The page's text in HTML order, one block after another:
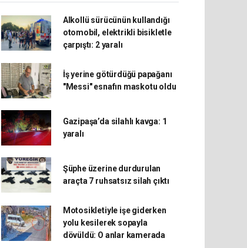
Alkollü sürücünün kullandığı
otomobil, elektrikli bisikletle
çarpıştı: 2 yaralı
İş yerine götürdüğü papağanı
"Messi" esnafın maskotu oldu
Gazipaşa’da silahlı kavga: 1
yaralı
Şüphe üzerine durdurulan
araçta 7 ruhsatsız silah çıktı
Motosikletiyle işe giderken
yolu kesilerek sopayla
dövüldü: O anlar kamerada